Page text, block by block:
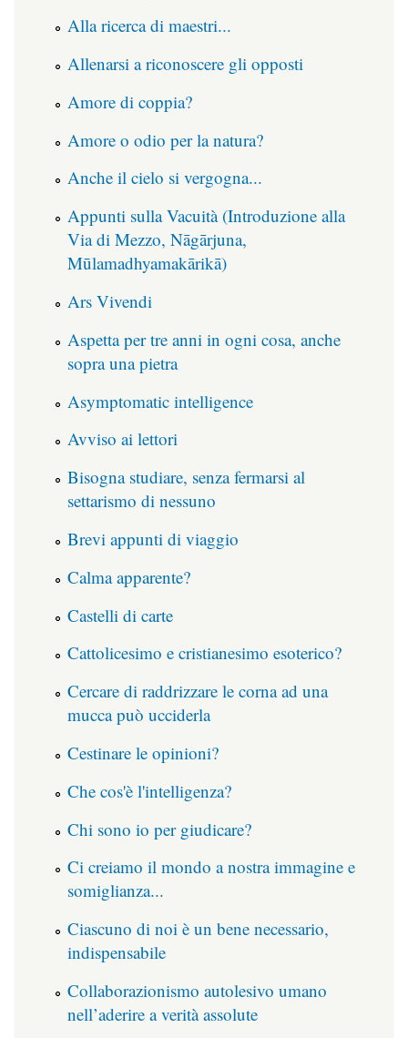
Alla ricerca di maestri...
Allenarsi a riconoscere gli opposti
Amore di coppia?
Amore o odio per la natura?
Anche il cielo si vergogna...
Appunti sulla Vacuità (Introduzione alla
Via di Mezzo, Nāgārjuna,
Mūlamadhyamakārikā)
Ars Vivendi
Aspetta per tre anni in ogni cosa, anche
sopra una pietra
Asymptomatic intelligence
Avviso ai lettori
Bisogna studiare, senza fermarsi al
settarismo di nessuno
Brevi appunti di viaggio
Calma apparente?
Castelli di carte
Cattolicesimo e cristianesimo esoterico?
Cercare di raddrizzare le corna ad una
mucca può ucciderla
Cestinare le opinioni?
Che cos'è l'intelligenza?
Chi sono io per giudicare?
Ci creiamo il mondo a nostra immagine e
somiglianza...
Ciascuno di noi è un bene necessario,
indispensabile
Collaborazionismo autolesivo umano
nell’aderire a verità assolute